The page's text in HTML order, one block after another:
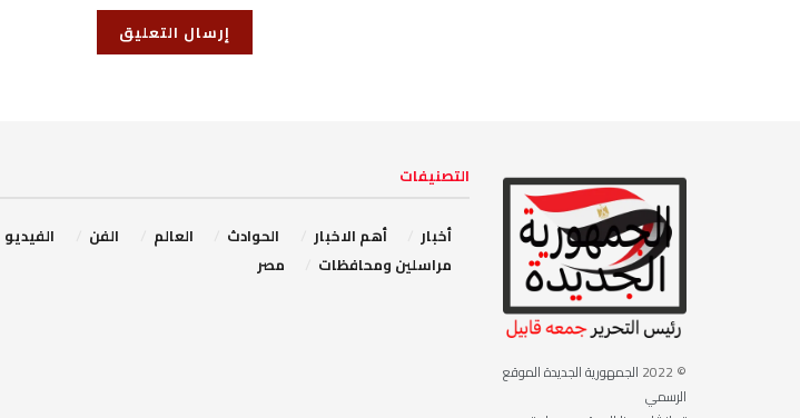
© 2022
الجمهورية الجديدة الموقع
الرسمي
التصنيفات
أخبار أهم الاخبار ‏الحوادث ‏العالم الفن ‏الفيديو
مراسلين ومحافظات
مصر